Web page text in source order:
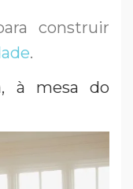
construir
.
à mesa do